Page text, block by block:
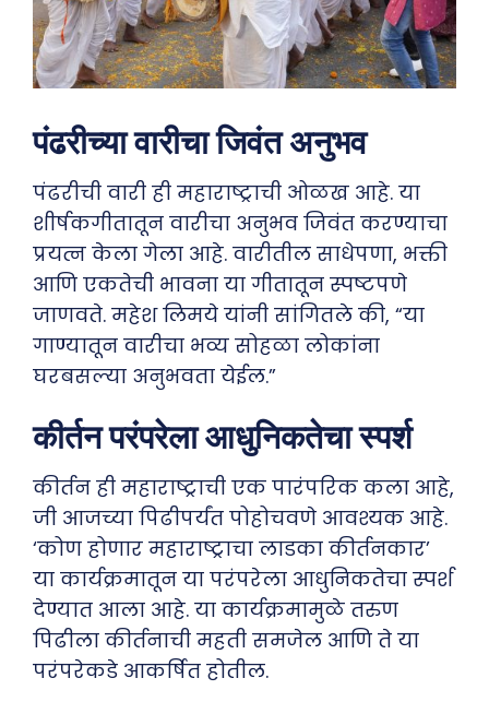
पंढरीच्या वारीचा जिवंत अनुभव
पंढरीची वारी ही महाराष्ट्राची ओळख आहे. या
शीर्षकगीतातून वारीचा अनुभव जिवंत करण्याचा
प्रयत्न केला गेला आहे. वारीतील साधेपणा, भक्ती
आणि एकतेची भावना या गीतातून स्पष्टपणे
जाणवते. महेश लिमये यांनी सांगितले की, “या
गाण्यातून वारीचा भव्य सोहळा लोकांना
घरबसल्या अनुभवता येईल.”
कीर्तन परंपरेला आधुनिकतेचा स्पर्श
कीर्तन ही महाराष्ट्राची एक पारंपरिक कला आहे,
जी आजच्या पिढीपर्यंत पोहोचवणे आवश्यक आहे.
‘कोण होणार महाराष्ट्राचा लाडका कीर्तनकार’
या कार्यक्रमातून या परंपरेला आधुनिकतेचा स्पर्श
देण्यात आला आहे. या कार्यक्रमामुळे तरुण
पिढीला कीर्तनाची महती समजेल आणि ते या
परंपरेकडे आकर्षित होतील.